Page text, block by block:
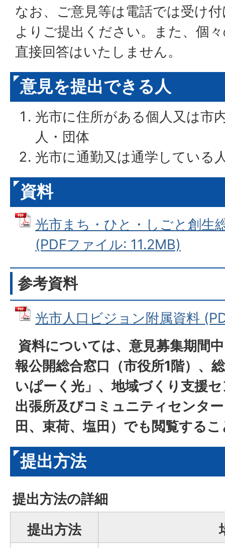
なお、ご意見等は電話では受け
よりご提出ください。また、個
直接回答はいたしません。
意見を提出できる人
光市に住所がある個人又は市
人・団体
光市に通勤又は通学している
資料
光市まち・ひと・しごと創生
(PDFファイル: 11.2MB)
参考資料
光市人口ビジョン附属資料
資料については、意見募集期間
報公開総合窓口（市役所1階）、
いぱーく光」、地域づくり支援
出張所及びコミュニティセンタ
田、束荷、塩田）でも閲覧する
提出方法
提出方法の詳細
提出方法